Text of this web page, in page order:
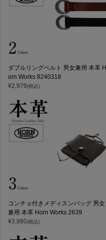
ダブルリングベルト 男女兼用 本革 H
orn Works 8240318
¥2,979(税込)
コンチョ付きメディスンバッグ 男女
兼用 本革 Horn Works 2639
¥3,980(税込)